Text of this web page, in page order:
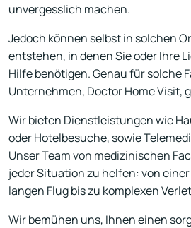
unvergesslich machen.
Jedoch können selbst in solchen
entstehen, in denen Sie oder Ihre
Hilfe benötigen. Genau für solche
Unternehmen, Doctor Home Visit,
Wir bieten Dienstleistungen wie
oder Hotelbesuche, sowie
Unser Team von medizinischen
jeder Situation zu helfen: von
langen Flug bis zu komplexen
Wir bemühen uns, Ihnen einen